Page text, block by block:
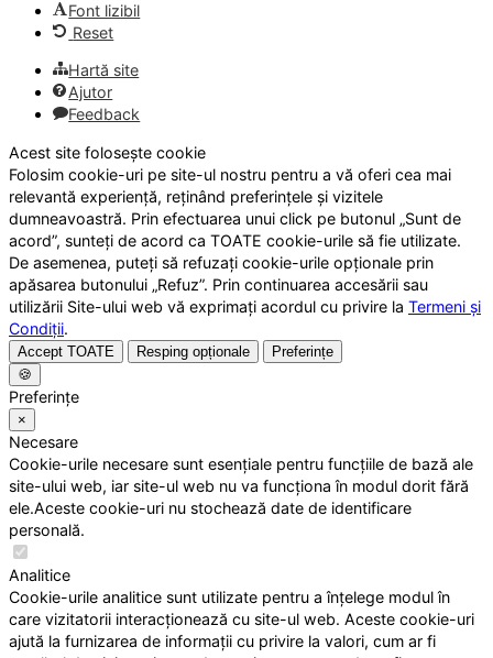
Font lizibil
Reset
Hartă site
Ajutor
Feedback
Acest site folosește cookie
Folosim cookie-uri pe site-ul nostru pentru a vă oferi cea mai
relevantă experiență, reținând preferințele și vizitele
dumneavoastră. Prin efectuarea unui click pe butonul „Sunt de
acord”, sunteți de acord ca TOATE cookie-urile să fie utilizate.
De asemenea, puteți să refuzați cookie-urile opționale prin
apăsarea butonului „Refuz”. Prin continuarea accesării sau
utilizării Site-ului web vă exprimați acordul cu privire la Termeni și
Condiții.
Accept TOATE Resping opționale
Preferințe
🍪
Preferințe
×
Necesare
Cookie-urile necesare sunt esențiale pentru funcțiile de bază ale
site-ului web, iar site-ul web nu va funcționa în modul dorit fără
ele.Aceste cookie-uri nu stochează date de identificare
personală.
Analitice
Cookie-urile analitice sunt utilizate pentru a înțelege modul în
care vizitatorii interacționează cu site-ul web. Aceste cookie-uri
ajută la furnizarea de informații cu privire la valori, cum ar fi